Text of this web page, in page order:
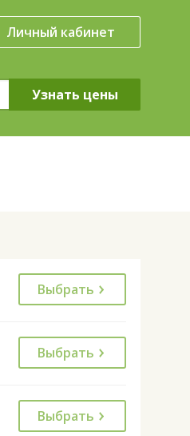
Личный кабинет
Выбрать
Выбрать
Выбрать